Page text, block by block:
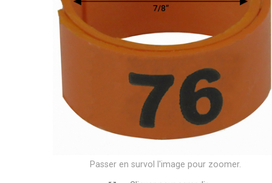
Passer en survol l'image pour zoomer.